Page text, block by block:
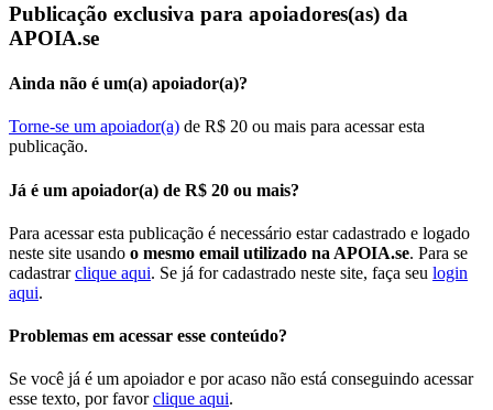
Publicação exclusiva para apoiadores(as) da
APOIA.se
Ainda não é um(a) apoiador(a)?
Torne-se um apoiador(a) de R$ 20 ou mais para acessar esta
publicação.
Já é um apoiador(a) de R$ 20 ou mais?
Para acessar esta publicação é necessário estar cadastrado e logado
neste site usando o mesmo email utilizado na APOIA.se. Para se
cadastrarclique aqui. Se já for cadastrado neste site, faça seu login
aqui.
Problemas em acessar esse conteúdo?
Se você já é um apoiador e por acaso não está conseguindo acessar
esse texto, por favorclique aqui.